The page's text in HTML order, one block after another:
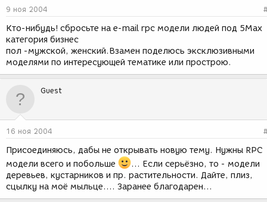
д
н
и
я
9 ноя 2004
Кто-нибудь! сбросьте на e-mail rpc модели людей под 5Max
категория бизнес
пол -мужской, женский.Взамен поделюсь эксклюзивными
моделями по интересующей тематике или прострою.
Guest
16 ноя 2004
Присоединяюсь, дабы не открывать новую тему. Нужны RPC
модели всего и побольше
... Если серьёзно, то - модели
деревьев, кустарников и пр. растительности. Дайте, плиз,
сцылку на моё мыльце.... Заранее благодарен...